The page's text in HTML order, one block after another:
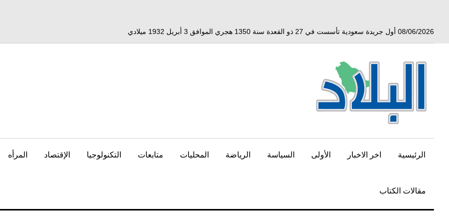
08/06/2026 أول جريدة سعودية تأسست في 27 ذو القعدة سنة 1350 هجري الموافق 3 أبريل 1932 ميلادي
الرئيسية اخر الاخبار الأولى السياسة الرياضة المحليات متابعات التكنولوجيا الإقتصاد المرأه
مقالات الكتاب